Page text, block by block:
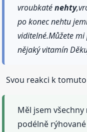
vroubkaténehty
po konec nehtu
viditelné.Můžete
nějaký vitamín
Svou reakci k
Měl jsem všechny
podélně